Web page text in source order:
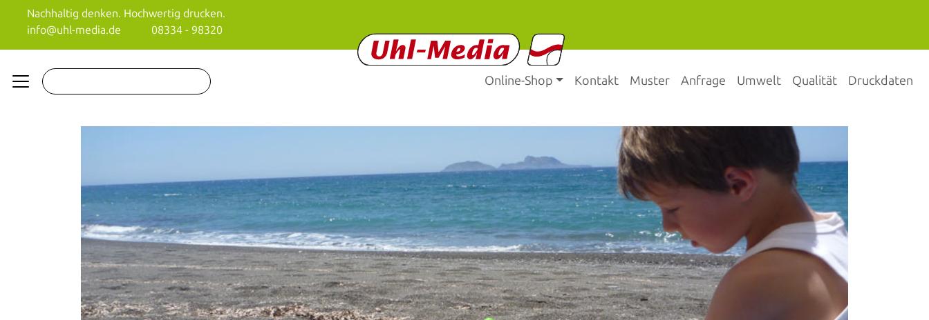
Nachhaltig denken. Hochwertig drucken.
info@uhl-media.de
08334 - 98320
Online-Shop Kontakt Muster Anfrage Umwelt Qualität Druckdaten